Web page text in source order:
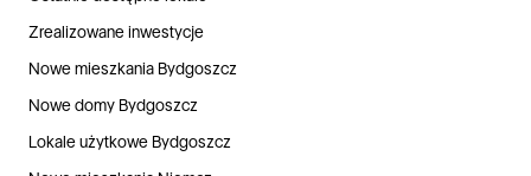
Zrealizowane inwestycje
Nowe mieszkania Bydgoszcz
Nowe domy Bydgoszcz
Lokale użytkowe Bydgoszcz